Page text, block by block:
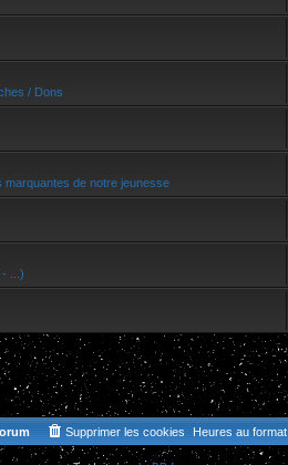
/ Dons
marquantes de notre jeunesse
- ...)
Heures au format
Supprimer les cookies